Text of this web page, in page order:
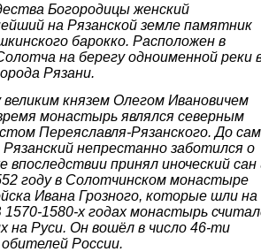
Богородицы женский
на Рязанской земле памятник
барокко. Расположен в
на берегу одноименной реки
Рязани.
великим князем Олегом Ивановичем
монастырь являлся северным
Переяславля-Рязанского. До
непрестанно заботился о
впоследствии принял иноческий сан
году в Солотчинском монастыре
Ивана Грозного, которые шли на
1570-1580-х годах монастырь
на Руси. Он вошёл в число 46-ти
России.